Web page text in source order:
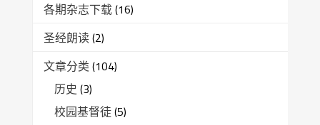
各期杂志下载(16)
圣经朗读(2)
文章分类(104)
历史 (3)
校园基督徒(5)